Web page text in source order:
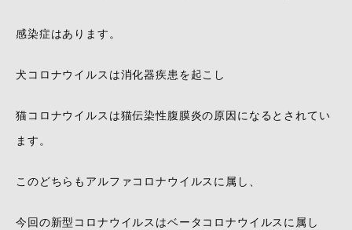
感染症はあります。
犬コロナウイルスは消化器疾患を起こし
猫コロナウイルスは猫伝染性腹膜炎の原因になるとされてい
ます。
このどちらもアルファコロナウイルスに属し、
今回の新型コロナウイルスはベータコロナウイルスに属し